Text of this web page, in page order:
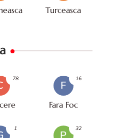
Turceasca
78
F
Fara Foc
16
1 32